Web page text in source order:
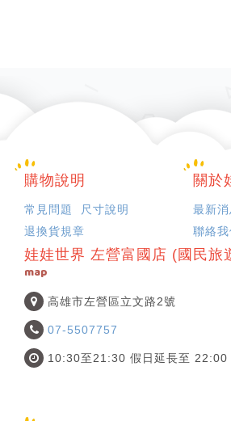
購物說明
常見問題
尺寸說明
退換貨規章
關於
最新消
聯絡我
娃娃世界 左營富國店 (國民旅
map
高雄市左營區立文路2號
07-5507757
10:30至21:30 假日延長至 22:00